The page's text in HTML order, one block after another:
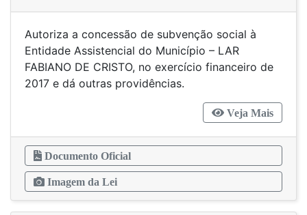
Autoriza a concessão de subvenção social à
Entidade Assistencial do Município – LAR
FABIANO DE CRISTO, no exercício financeiro de
2017 e dá outras providências.
Veja Mais
Documento Oficial
Imagem da Lei